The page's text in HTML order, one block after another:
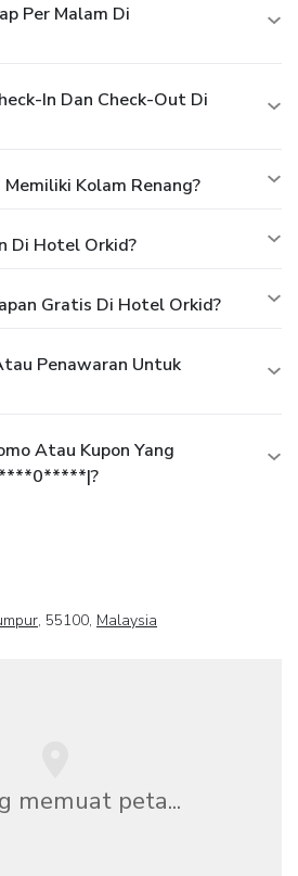
Per Malam Di
In Dan Check-Out Di
Kolam Renang?
Di Hotel Orkid?
Gratis Di Hotel Orkid?
Penawaran Untuk
Atau Kupon Yang
, 55100, Malaysia
memuat peta...